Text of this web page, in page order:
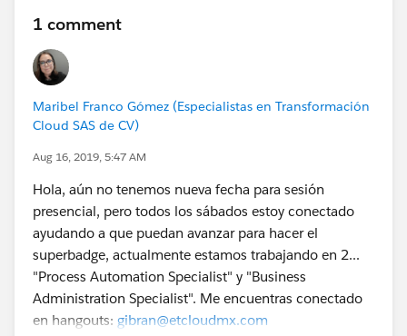
1 comment
Maribel Franco Gómez (Especialistas en Transformación
Cloud SAS de CV)
Aug 16, 2019, 5:47 AM
Hola, aún no tenemos nueva fecha para sesión
presencial, pero todos los sábados estoy conectado
ayudando a que puedan avanzar para hacer el
superbadge, actualmente estamos trabajando en 2...
"Process Automation Specialist" y "Business
Administration Specialist". Me encuentras conectado
en hangouts: gibran@etcloudmx.com